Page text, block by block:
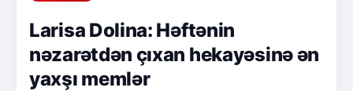
Larisa Dolina: Həftənin
nəzarətdən çıxan hekayəsinə ən
yaxşı memlər